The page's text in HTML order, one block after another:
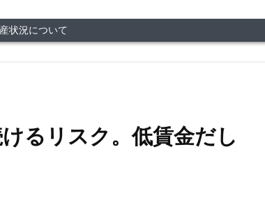
状況について
るリスク。低賃金だし